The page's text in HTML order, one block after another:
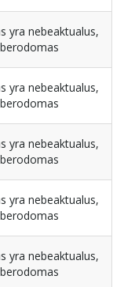
yra nebeaktualus,
yra nebeaktualus,
yra nebeaktualus,
yra nebeaktualus,
yra nebeaktualus,